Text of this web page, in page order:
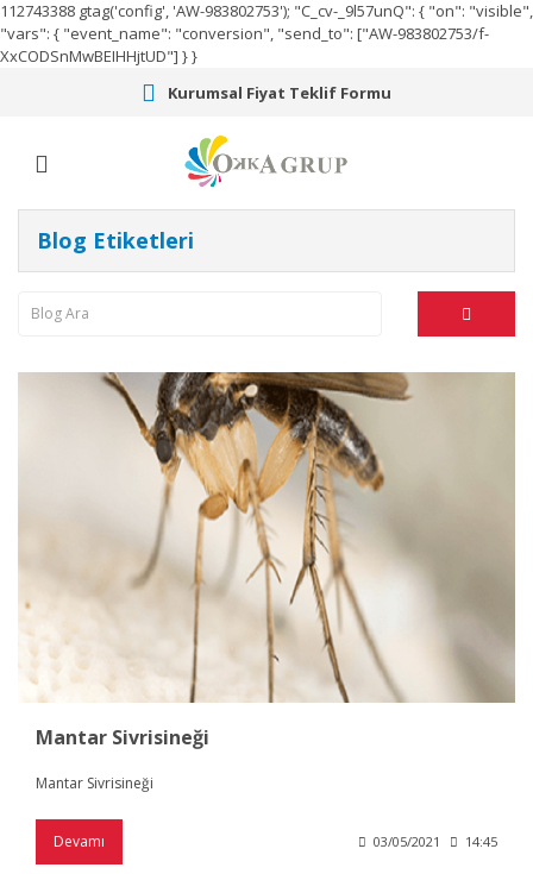
112743388 gtag('config', 'AW-983802753'); "C_cv-_9l57unQ": { "on": "visible",
"vars": { "event_name": "conversion", "send_to": ["AW-983802753/f-
XxCODSnMwBEIHHjtUD"] } }
Kurumsal Fiyat Teklif Formu
Blog Etiketleri
Mantar Sivrisineği
Mantar Sivrisineği
Devamı 03/05/2021 14:45